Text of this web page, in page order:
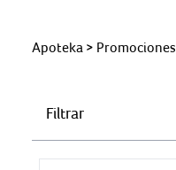
Apoteka > Promociones
Filtrar